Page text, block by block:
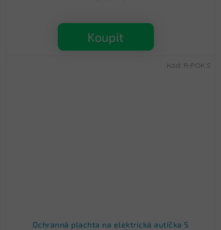
Koupit
Ochranná plachta na elektrická autíčka S
Kód: R-POK.S